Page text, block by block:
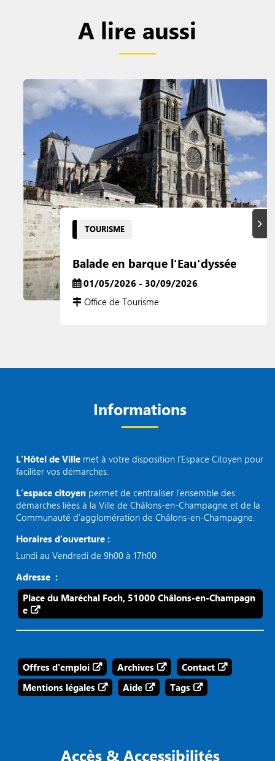
A lire aussi
TOURISME
Balade en barque l'Eau'dyssée
01/05/2026 - 30/09/2026
Office de Tourisme
Informations
L’Hôtel de Ville met à votre disposition l’Espace Citoyen pour
faciliter vos démarches.
L’espace citoyen permet de centraliser l’ensemble des
démarches liées à la Ville de Châlons-en-Champagne et de la
Communauté d’agglomération de Châlons-en-Champagne.
Horaires d'ouverture :
Lundi au Vendredi de 9h00 à 17h00
Adresse :
Place du Maréchal Foch, 51000 Châlons-en-Champagn
e
Offres d'emploi Archives
Contact
Mentions légales
Aide Tags
Accès & Accessibilités